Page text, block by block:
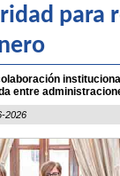
entre
2026